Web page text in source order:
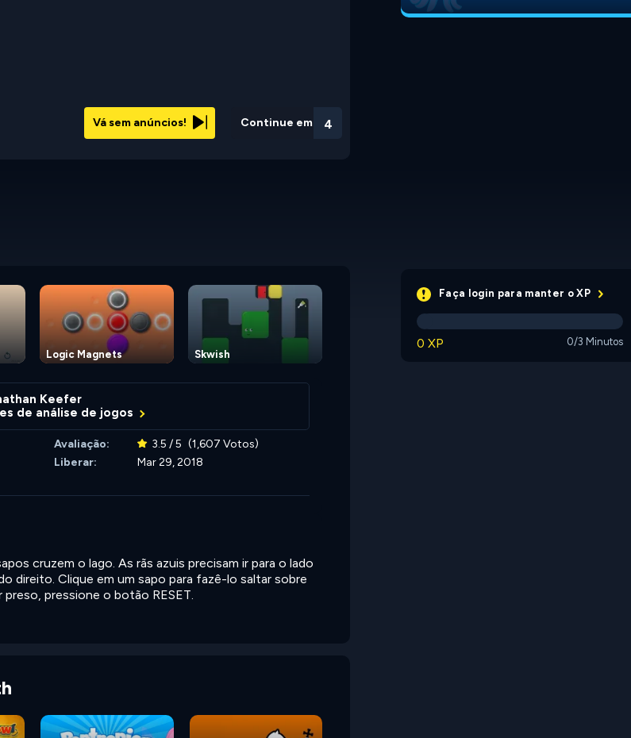
Continue em 3
Vá sem anúncios!
Logic Magnets Skwish
Keefer
de análise de jogos
Avaliação: 3.5 / 5 (1,607 Votos)
Liberar:
Mar 29, 2018
cruzem o lago. As rãs azuis precisam ir para o lado
direito. Clique em um sapo para fazê-lo saltar sobre
pressione o botão RESET.
Faça login para manter o XP
0 XP 0/3 Minutos